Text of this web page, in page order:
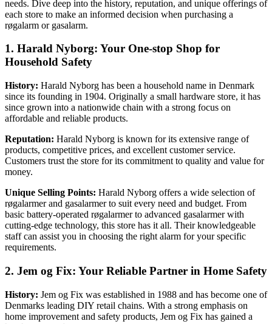
needs. Dive deep into the history, reputation, and unique offerings of
each store to make an informed decision when purchasing a
røgalarm or gasalarm.
1. Harald Nyborg: Your One-stop Shop for
Household Safety
History: Harald Nyborg has been a household name in Denmark
since its founding in 1904. Originally a small hardware store, it has
since grown into a nationwide chain with a strong focus on
affordable and reliable products.
Reputation: Harald Nyborg is known for its extensive range of
products, competitive prices, and excellent customer service.
Customers trust the store for its commitment to quality and value for
money.
Unique Selling Points: Harald Nyborg offers a wide selection of
røgalarmer and gasalarmer to suit every need and budget. From
basic battery-operated røgalarmer to advanced gasalarmer with
cutting-edge technology, this store has it all. Their knowledgeable
staff can assist you in choosing the right alarm for your specific
requirements.
2. Jem og Fix: Your Reliable Partner in Home Safety
History: Jem og Fix was established in 1988 and has become one of
Denmarks leading DIY retail chains. With a strong emphasis on
home improvement and safety products, Jem og Fix has gained a